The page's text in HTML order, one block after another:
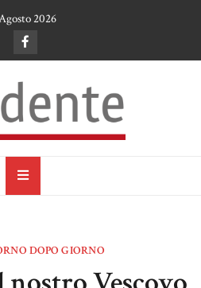
2026
DOPO GIORNO